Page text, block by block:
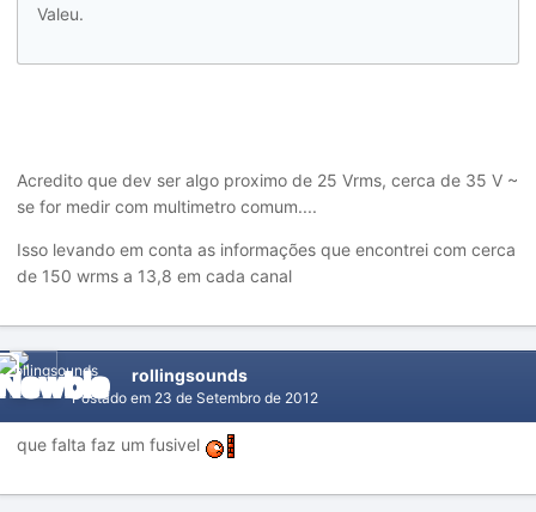
Valeu.
Acredito que dev ser algo proximo de 25 Vrms, cerca de 35 V ~
se for medir com multimetro comum....
Isso levando em conta as informações que encontrei com cerca
de 150 wrms a 13,8 em cada canal
rollingsounds
Postado em 23 de Setembro de 2012
que falta faz um fusivel